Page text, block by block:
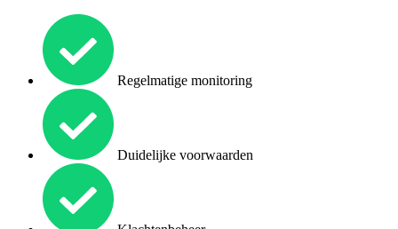
Regelmatige monitoring
Duidelijke voorwaarden